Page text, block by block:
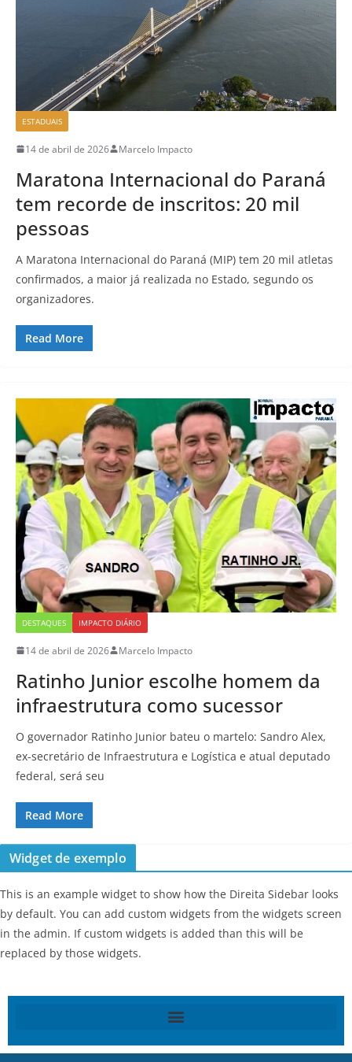
ESTADUAIS
14 de abril de 2026 Marcelo Impacto
Maratona Internacional do Paraná
tem recorde de inscritos: 20 mil
pessoas
A Maratona Internacional do Paraná (MIP) tem 20 mil atletas
confirmados, a maior já realizada no Estado, segundo os
organizadores.
Read More
DESTAQUES IMPACTO DIÁRIO
14 de abril de 2026 Marcelo Impacto
Ratinho Junior escolhe homem da
infraestrutura como sucessor
O governador Ratinho Junior bateu o martelo: Sandro Alex,
ex-secretário de Infraestrutura e Logística e atual deputado
federal, será seu
Read More
Widget de exemplo
This is an example widget to show how the Direita Sidebar looks
by default. You can add custom widgets from the widgets screen
in the admin. If custom widgets is added than this will be
replaced by those widgets.